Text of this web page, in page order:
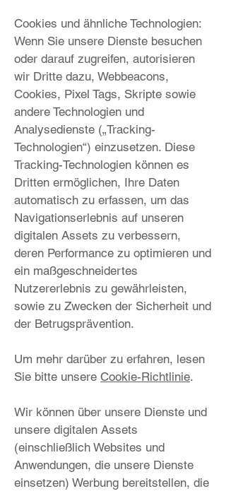
Cookies und ähnliche Technologien:
Wenn Sie unsere Dienste besuchen
oder darauf zugreifen, autorisieren
wir Dritte dazu, Webbeacons,
Cookies, Pixel Tags, Skripte sowie
andere Technologien und
Analysedienste („Tracking-
Technologien“) einzusetzen. Diese
Tracking-Technologien können es
Dritten ermöglichen, Ihre Daten
automatisch zu erfassen, um das
Navigationserlebnis auf unseren
digitalen Assets zu verbessern,
deren Performance zu optimieren und
ein maßgeschneidertes
Nutzererlebnis zu gewährleisten,
sowie zu Zwecken der Sicherheit und
der Betrugsprävention.
Um mehr darüber zu erfahren, lesen
Sie bitte unsere Cookie-Richtlinie.
Wir können über unsere Dienste und
unsere digitalen Assets
(einschließlich Websites und
Anwendungen, die unsere Dienste
einsetzen) Werbung bereitstellen, die